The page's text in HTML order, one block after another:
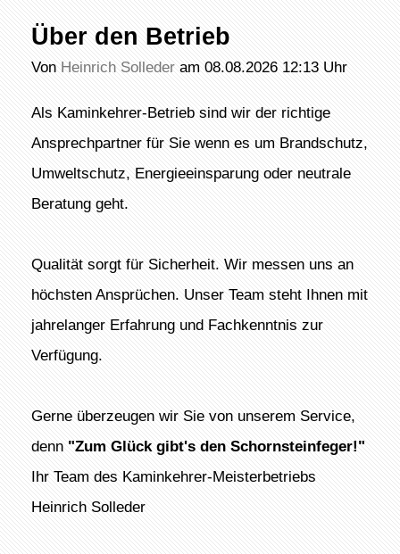
Über den Betrieb
Von Heinrich Sollederam 08.08.2026 12:13 Uhr
Als Kaminkehrer-Betrieb sind wir der richtige
Ansprechpartner für Sie wenn es um Brandschutz,
Umweltschutz, Energieeinsparung oder neutrale
Beratung geht.
Qualität sorgt für Sicherheit. Wir messen uns an
höchsten Ansprüchen. Unser Team steht Ihnen mit
jahrelanger Erfahrung und Fachkenntnis zur
Verfügung.
Gerne überzeugen wir Sie von unserem Service,
denn "Zum Glück gibt's den Schornsteinfeger!"
Ihr Team des Kaminkehrer-Meisterbetriebs
Heinrich Solleder